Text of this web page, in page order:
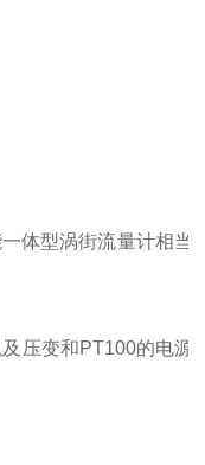
体型涡街流量计相当
压变和PT100的电源